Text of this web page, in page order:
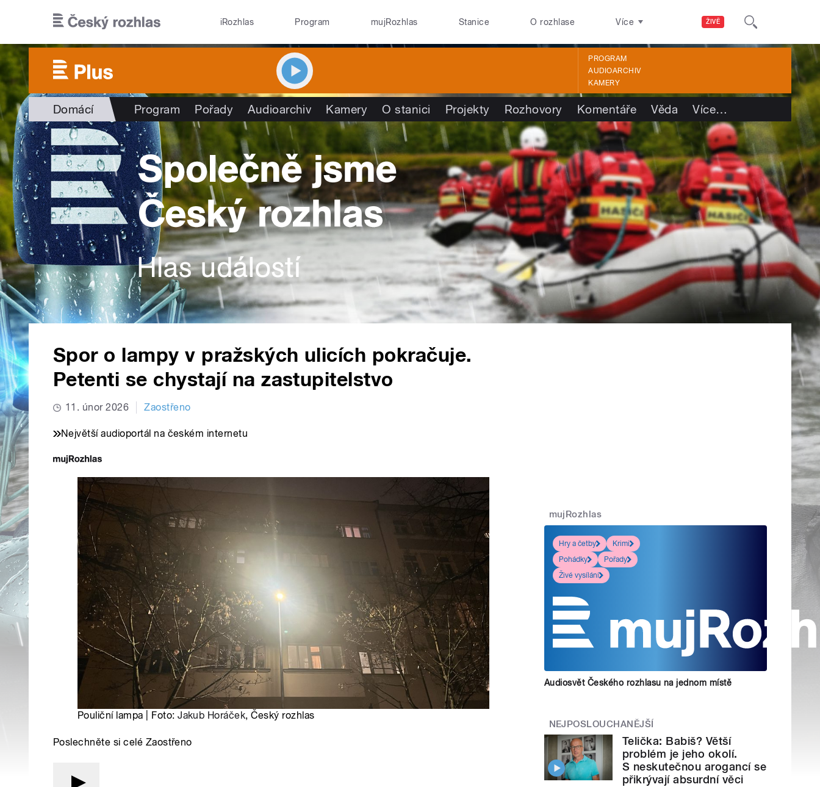
ŽIVĚ
iRozhlas Program mujRozhlas Stanice O rozhlase Více
PROGRAM
AUDIOARCHIV
KAMERY
Domácí Program Pořady Audioarchiv Kamery O stanici Projekty Rozhovory Komentáře Věda Více…
Spor o lampy v pražských ulicích pokračuje.
Petenti se chystají na zastupitelstvo
11. únor 2026 Zaostřeno
Největší audioportál na českém internetu
Pouliční lampa | Foto:Jakub Horáček, Český rozhlas
Poslechněte si celé Zaostřeno
mujRozhlas
Hry a četby
Krimi
Pohádky
Pořady
Živé vysílání
Audiosvět Českého rozhlasu na jednom místě
NEJPOSLOUCHANĚJŠÍ
Telička: Babiš? Větší
problém je jeho okolí.
S neskutečnou arogancí se
přikrývají absurdní věci